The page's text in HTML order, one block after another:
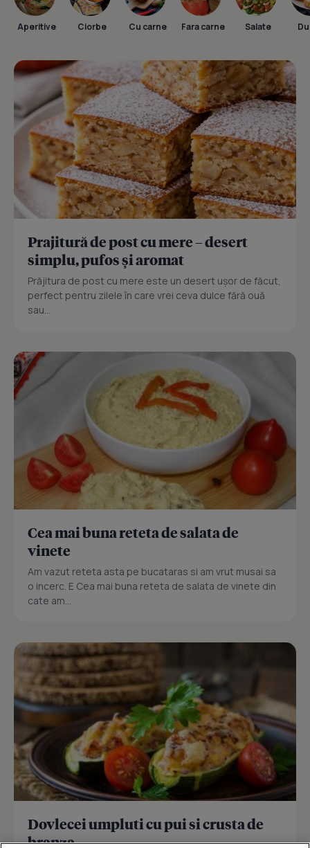
Aperitive Ciorbe Cu carne Fara carne Salate
Prajitură de post cu mere – desert
simplu, pufos și aromat
Prăjitura de post cu mere este un desert ușor de făcut,
perfect pentru zilele în care vrei ceva dulce fără ouă
sau...
Cea mai buna reteta de salata de
vinete
Am vazut reteta asta pe bucataras si am vrut musai sa
o incerc. E Cea mai buna reteta de salata de vinete din
cate am...
Dovlecei umpluti cu pui si crusta de
branza